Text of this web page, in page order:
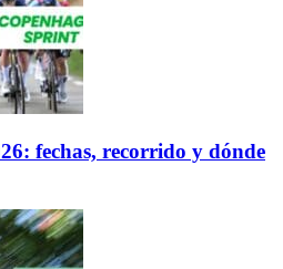
fechas, recorrido y dónde